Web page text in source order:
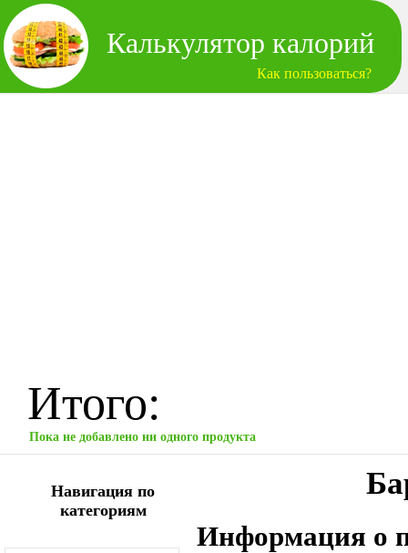
Калькулятор калорий
Как пользоваться?
Итого:
Пока не добавлено ни одного продукта
Навигация по
категориям
Информация о